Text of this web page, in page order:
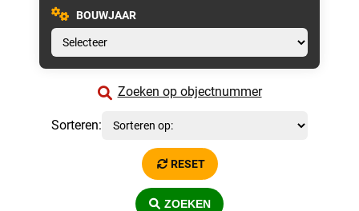
BOUWJAAR
Zoeken op objectnummer
Sorteren:
RESET
ZOEKEN